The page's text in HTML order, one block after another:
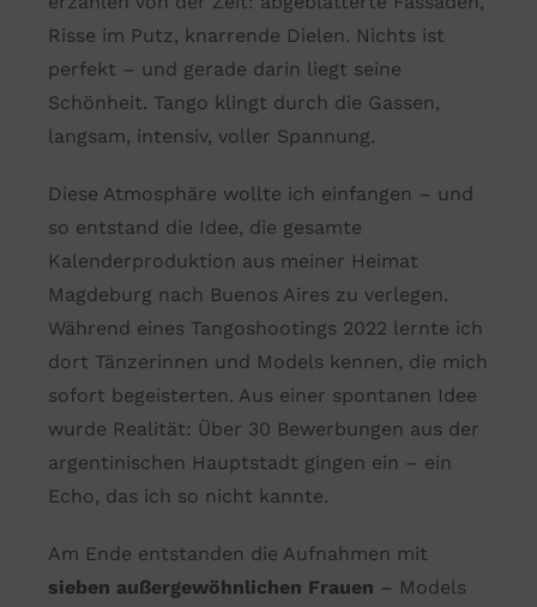
Risse im Putz, knarrende Dielen. Nichts ist
perfekt – und gerade darin liegt seine
Schönheit. Tango klingt durch die Gassen,
langsam, intensiv, voller Spannung.
Diese Atmosphäre wollte ich einfangen – und
so entstand die Idee, die gesamte
Kalenderproduktion aus meiner Heimat
Magdeburg nach Buenos Aires zu verlegen.
Während eines Tangoshootings 2022 lernte ich
dort Tänzerinnen und Models kennen, die mich
sofort begeisterten. Aus einer spontanen Idee
wurde Realität: Über 30 Bewerbungen aus der
argentinischen Hauptstadt gingen ein – ein
Echo, das ich so nicht kannte.
Am Ende entstanden die Aufnahmen mit
sieben außergewöhnlichen Frauen – Models